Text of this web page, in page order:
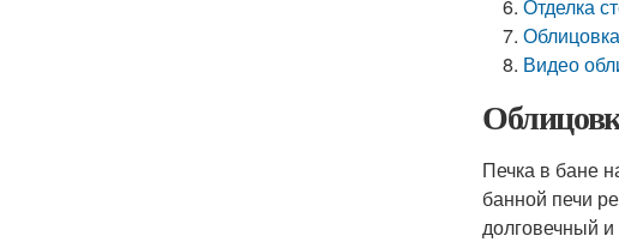
Отделка
Видео
Печка в бане
банной печи
долговечный